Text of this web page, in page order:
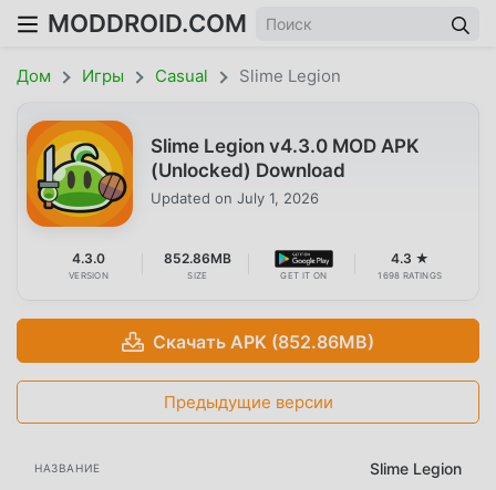
MODDROID.COM
Дом Игры Casual Slime Legion
Slime Legion v4.3.0 MOD APK
(Unlocked) Download
Updated on July 1, 2026
4.3.0
VERSION
852.86MB
SIZE GET IT ON
4.3 ★
1698 RATINGS
Скачать APK (852.86MB)
Предыдущие версии
НАЗВАНИЕ Slime Legion